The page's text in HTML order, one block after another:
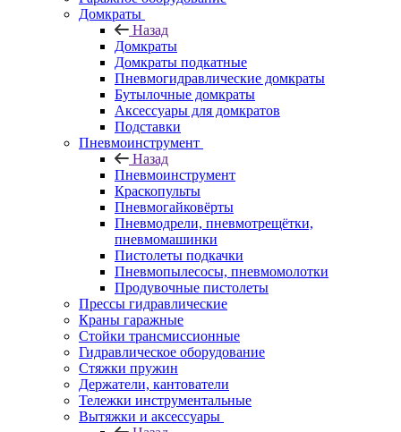
Домкраты
Назад
Домкраты
Домкраты подкатные
Пневмогидравлические домкраты
Бутылочные домкраты
Аксессуары для домкратов
Подставки
Пневмоинструмент
Назад
Пневмоинструмент
Краскопульты
Пневмогайковёрты
Пневмодрели, пневмотрещётки,
пневмомашинки
Пистолеты подкачки
Пневмопылесосы, пневмомолотки
Продувочные пистолеты
Прессы гидравлические
Краны гаражные
Стойки трансмиссионные
Гидравлическое оборудование
Стяжки пружин
Держатели, кантователи
Тележки инструментальные
Вытяжки и аксессуары